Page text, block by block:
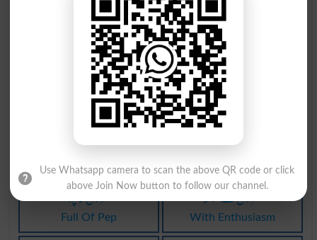
گرمیوں کا وقت
Summertime
رکھنا گرمی پر
Put Heat On
گرمی آہ و زاری
Summer Complaint
جسمانی سرگرمی
Physical Activity
گوریلا سرگرمی سرگرمی کے ساتھ
سرگرمی کا پورا
Full Of Pep
سرگرمی کے ساتھ
With Enthusiasm
Use Whatsapp camera to scan the above QR code or click
above Join Now button to follow our channel.